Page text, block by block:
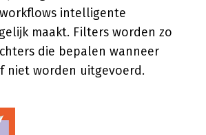
intelligente
maakt. Filters worden zo
die bepalen wanneer
niet worden uitgevoerd.